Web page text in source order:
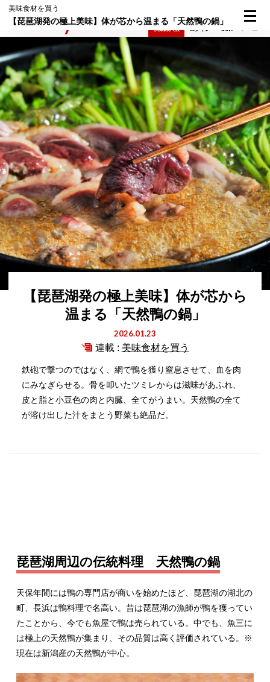
美味食材を買う
【琵琶湖発の極上美味】体が芯から温まる「天然鴨の鍋」
【琵琶湖発の極上美味】体が芯から
温まる「天然鴨の鍋」
2026.01.23
連載 : 美味食材を買う
鉄砲で撃つのではなく、網で鴨を獲り窒息させて、血を肉
にみなぎらせる。骨を叩いたツミレからは滋味があふれ、
皮と脂と小豆色の肉と内臓、全てがうまい。天然鴨の全て
が溶け出した汁をまとう野菜も絶品だ。
琵琶湖周辺の伝統料理 天然鴨の鍋
天保年間には鴨の専門店が商いを始めたほど、琵琶湖の湖北の
町、長浜は鴨料理で名高い。昔は琵琶湖の漁師が鴨を獲ってい
たことから、今でも魚屋で鴨は売られている。中でも、魚三に
は極上の天然鴨が集まり、その品質は高く評価されている。※
現在は新潟産の天然鴨が中心。